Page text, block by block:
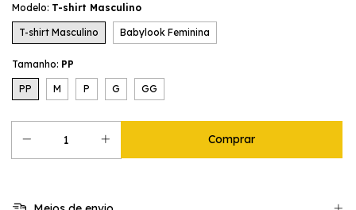
Modelo: T-shirt Masculino
T-shirt Masculino Babylook Feminina
Tamanho: PP
PP M P G GG